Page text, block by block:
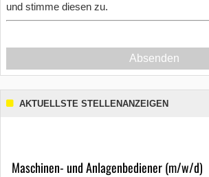
und stimme diesen zu.
Absenden
AKTUELLSTE STELLENANZEIGEN
Maschinen- und Anlagenbediener (m/w/d)